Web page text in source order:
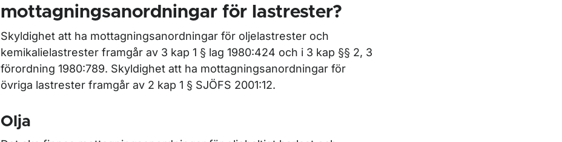
mottagningsanordningar för lastrester?
Skyldighet att ha mottagningsanordningar för oljelastrester och
kemikalielastrester framgår av 3 kap 1 § lag 1980:424 och i 3 kap §§ 2, 3
förordning 1980:789. Skyldighet att ha mottagningsanordningar för
övriga lastrester framgår av 2 kap 1 § SJÖFS 2001:12.
Olja